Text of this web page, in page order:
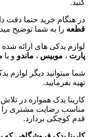
کنید.
در هنگام خرید حتما دقت
قطعه را به شما توضیح
لوازم یدکی های ارائه شده
پارت ، موبیس ، ماندو و یا
شما میتوانید دیگر لوازم
تهیه بفرمایید.
کارینا یدک همواره در
مناسب رضایت مشتری را
قدم کوچکی بردارد.